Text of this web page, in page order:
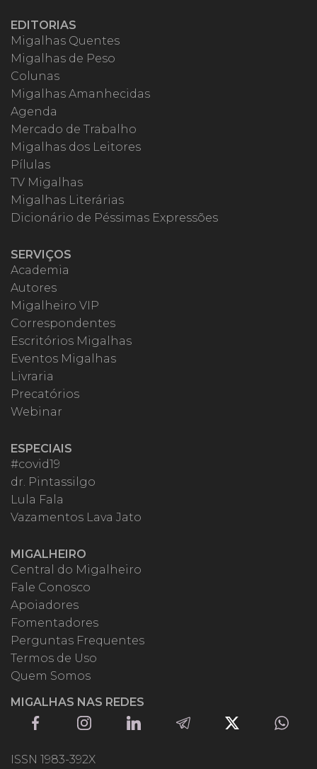
EDITORIAS
Migalhas Quentes
Migalhas de Peso
Colunas
Migalhas Amanhecidas
Agenda
Mercado de Trabalho
Migalhas dos Leitores
Pílulas
TV Migalhas
Migalhas Literárias
Dicionário de Péssimas Expressões
SERVIÇOS
Academia
Autores
Migalheiro VIP
Correspondentes
Escritórios Migalhas
Eventos Migalhas
Livraria
Precatórios
Webinar
ESPECIAIS
#covid19
dr. Pintassilgo
Lula Fala
Vazamentos Lava Jato
MIGALHEIRO
Central do Migalheiro
Fale Conosco
Apoiadores
Fomentadores
Perguntas Frequentes
Termos de Uso
Quem Somos
MIGALHAS NAS REDES
ISSN 1983-392X